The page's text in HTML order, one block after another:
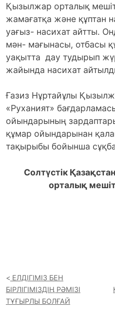
Қызылжар орталық
жамағатқа және құптан
уағыз- насихат айтты.
мән- мағынасы, отбасы
уақытта дау тудырып
жайында насихат
Ғазиз Нұртайұлы
«Руханият»
ойындарының
құмар ойындарынан
тақырыбы бойынша
Солтүстік
орталық
ЕЛДІГІМІЗ БЕН
БІРЛІГІМІЗДІҢ РӘМІЗІ
ТҰҒЫРЛЫ БОЛҒАЙ